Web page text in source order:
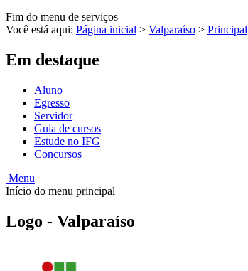
Fim do menu de serviços
Você está aqui: Página inicial > Valparaíso > Principal
Em destaque
Aluno
Egresso
Servidor
Guia de cursos
Estude no IFG
Concursos
Menu
Início do menu principal
Logo - Valparaíso